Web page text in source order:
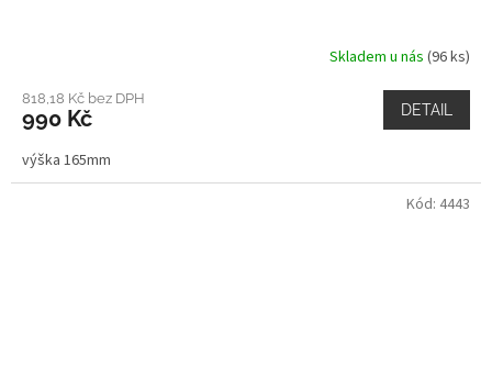
Skladem u nás (96 ks)
818,18 Kč bez DPH
990 Kč DETAIL
výška 165mm
Kód: 4443